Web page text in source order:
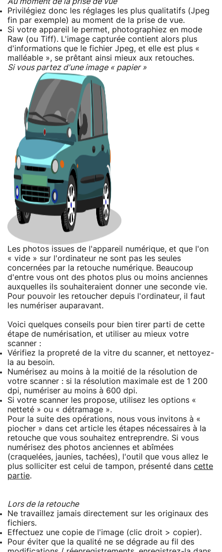
Privilégiez donc les réglages les plus qualitatifs (Jpeg
fin par exemple) au moment de la prise de vue.
Si votre appareil le permet, photographiez en mode
Raw (ou Tiff). L'image capturée contient alors plus
d'informations que le fichier Jpeg, et elle est plus «
malléable », se prêtant ainsi mieux aux retouches.
Si vous partez d'une image « papier »
Les photos issues de l'appareil numérique, et que l'on
« vide » sur l'ordinateur ne sont pas les seules
concernées par la retouche numérique. Beaucoup
d'entre vous ont des photos plus ou moins anciennes
auxquelles ils souhaiteraient donner une seconde vie.
Pour pouvoir les retoucher depuis l'ordinateur, il faut
les numériser auparavant.
Voici quelques conseils pour bien tirer parti de cette
étape de numérisation, et utiliser au mieux votre
scanner :
Vérifiez la propreté de la vitre du scanner, et nettoyez-
la au besoin.
Numérisez au moins à la moitié de la résolution de
votre scanner : si la résolution maximale est de 1 200
dpi, numériser au moins à 600 dpi.
Si votre scanner les propose, utilisez les options «
netteté » ou « détramage ».
Pour la suite des opérations, nous vous invitons à «
piocher » dans cet article les étapes nécessaires à la
retouche que vous souhaitez entreprendre. Si vous
numérisez des photos anciennes et abîmées
(craquelées, jaunies, tachées), l'outil que vous allez le
plus solliciter est celui de tampon, présenté dans cette
partie.
Lors de la retouche
Ne travaillez jamais directement sur les originaux des
fichiers.
Effectuez une copie de l'image (clic droit > copier).
Pour éviter que la qualité ne se dégrade au fil des